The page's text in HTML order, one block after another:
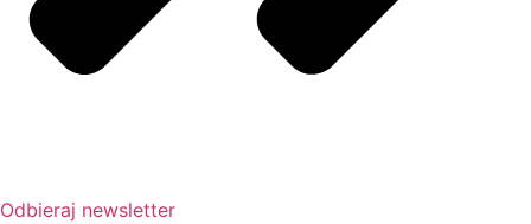
Odbieraj newsletter